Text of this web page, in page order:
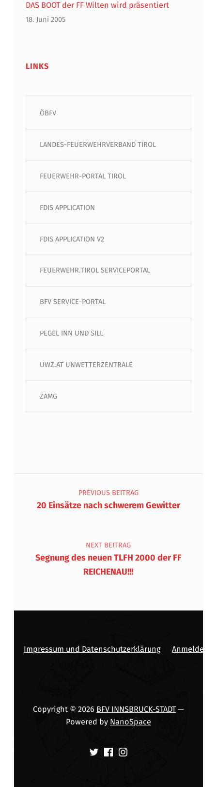
DAS BOOT der FF Wilten wird präsentiert
18. Juni 2005
LINKS
ÖBFV
LANDES-FEUERWEHRVERBAND TIROL
FEUERWEHR-PORTAL TIROL
FDIS APPLICATION
FDIS APPLICATION V2
FEUERWEHR.TIROL SERVICEPORTAL
BFV SERVICE-PORTAL
PEGEL INN UND SILL
UWZ.AT UNWETTERZENTRALE
ZAMG
Beitragsnavigation
PREVIOUS BEITRAG
20 Einsätze nach schwerem Gewitter
NEXT BEITRAG
Segnung des neuen TLFH 2000 der FF
REICHENAU!!!
Impressum und Datenschutzerklärung Anmelden
Copyright © 2026 BFV INNSBRUCK-STADT—
Powered by NanoSpace